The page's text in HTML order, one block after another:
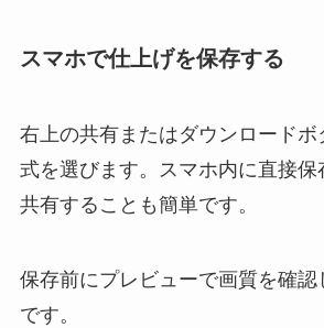
スマホで仕上げを保存する
右上の共有またはダウンロードボ
式を選びます。スマホ内に直接
共有することも簡単です。
保存前にプレビューで画質を確
です。